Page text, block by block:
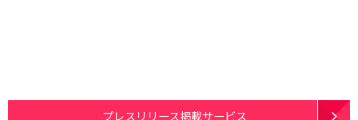
プレスリリース掲載サービス